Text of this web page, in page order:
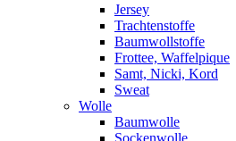
Jersey
Trachtenstoffe
Baumwollstoffe
Frottee, Waffelpique
Samt, Nicki, Kord
Sweat
Wolle
Baumwolle
Sockenwolle